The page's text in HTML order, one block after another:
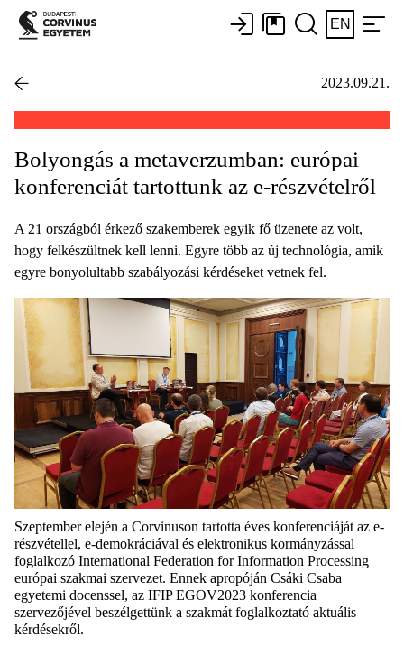
EN
2023.09.21.
Bolyongás a metaverzumban: európai
konferenciát tartottunk az e-részvételről
A 21 országból érkező szakemberek egyik fő üzenete az volt,
hogy felkészültnek kell lenni. Egyre több az új technológia, amik
egyre bonyolultabb szabályozási kérdéseket vetnek fel.
Szeptember elején a Corvinuson tartotta éves konferenciáját az e-
részvétellel, e-demokráciával és elektronikus kormányzással
foglalkozó International Federation for Information Processing
európai szakmai szervezet. Ennek apropóján Csáki Csaba
egyetemi docenssel, az IFIP EGOV2023 konferencia
szervezőjével beszélgettünk a szakmát foglalkoztató aktuális
kérdésekről.